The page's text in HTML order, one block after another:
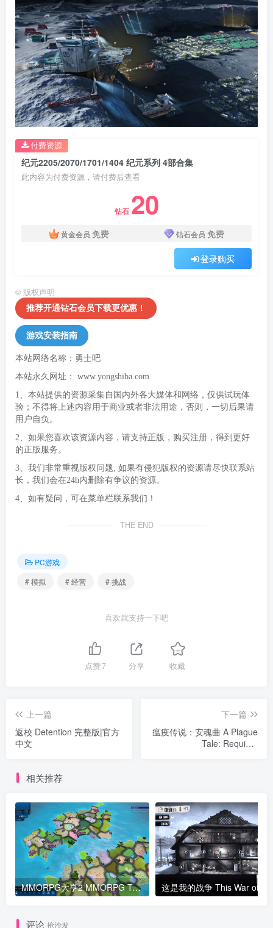
纪元2205/2070/1701/1404 纪元系列 4部合集
此内容为付费资源，请付费后查看
钻石 20
黄金会员 免费 钻石会员 免费
登录购买
付费资源
© 版权声明
推荐开通钻石会员下载更优惠！
游戏安装指南
本站网络名称：勇士吧
本站永久网址： www.yongshiba.com
1、本站提供的资源采集自国内外各大媒体和网络，仅供试玩体
验；不得将上述内容用于商业或者非法用途，否则，一切后果请
用户自负。
2、如果您喜欢该资源内容，请支持正版，购买注册，得到更好
的正版服务。
3、我们非常重视版权问题, 如果有侵犯版权的资源请尽快联系站
长，我们会在24h内删除有争议的资源。
4、如有疑问，可在菜单栏联系我们！
THE END
PC游戏
# 模拟
# 经营 # 挑战
喜欢就支持一下吧
点赞7 分享 收藏
上一篇
返校 Detention 完整版|官方
中文
下一篇
瘟疫传说：安魂曲 A Plague
Tale: Requiem
相关推荐
MMORPG大亨2 MMORPG Tycoon 2 v0.22.0版 官方中文
评论 抢沙发